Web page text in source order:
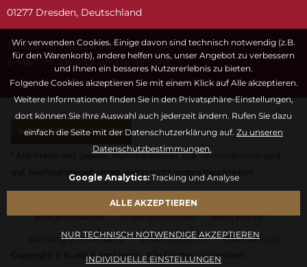
01277 Dresden, Deutschland
Telefon: +49 (0) 351 205 6447
E-Mail:
moc.etneibma-t
snuk@ofni
VERTRAG WIDERRUFEN
* Alle Preise inkl. gesetzl. Mehrwertsteuer zzgl.Versandkosten
und
ggf. Nachnahmegebühren, wenn nicht anders beschrieben
Pflegehinweise
Unser Showroom
Mein Konto
Zahlung und Versand
Widerrufsrecht Datenschutz
Copyright © Kunst & Ambiente - Alle Rechte vorbehalten
Wir verwenden Cookies. Einige davon sind technisch notwendig (z.B.
für den Warenkorb), andere helfen uns, unser Angebot zu verbessern
und Ihnen ein besseres Nutzererlebnis zu bieten.
Folgende Cookies akzeptieren Sie mit einem Klick auf Alle akzeptieren.
Weitere Informationen finden Sie in den Privatsphäre-Einstellungen,
dort können Sie Ihre Auswahl auch jederzeit ändern. Rufen Sie dazu
einfach die Seite mit der Datenschutzerklärung auf. Zu unseren
Datenschutzbestimmungen.
Google Analytics:Tracking und Analyse
INDIVIDUELLE EINSTELLUNGEN
NUR TECHNISCH NOTWENDIGE AKZEPTIEREN
ALLE AKZEPTIEREN